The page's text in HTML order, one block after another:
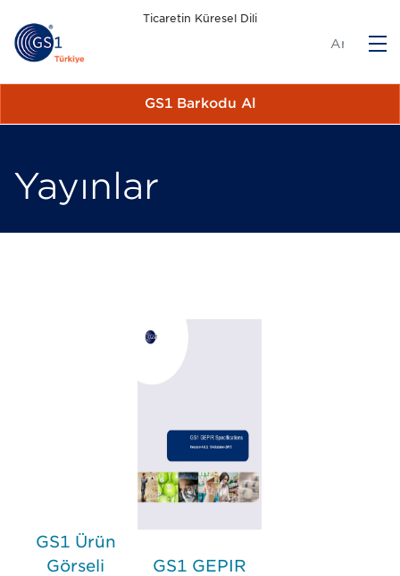
Ticaretin Küresel Dili
GS1 Barkodu Al
Yayınlar
GS1 Ürün
Görseli
GS1 GEPIR